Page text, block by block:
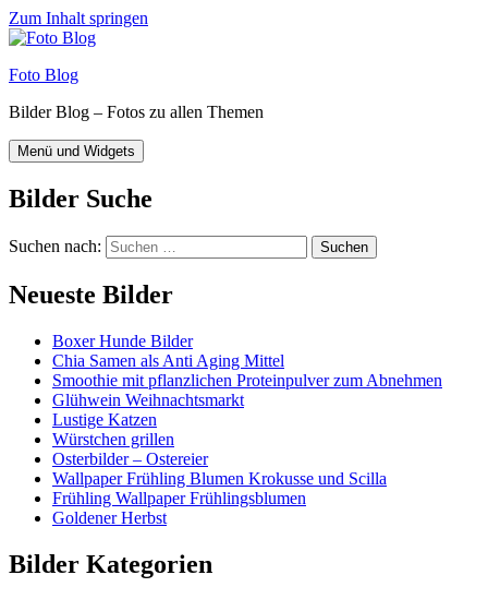
Zum Inhalt springen
Foto Blog
Bilder Blog – Fotos zu allen Themen
Menü und Widgets
Bilder Suche
Suchen nach:
Neueste Bilder
Boxer Hunde Bilder
Chia Samen als Anti Aging Mittel
Smoothie mit pflanzlichen Proteinpulver zum Abnehmen
Glühwein Weihnachtsmarkt
Lustige Katzen
Würstchen grillen
Osterbilder – Ostereier
Wallpaper Frühling Blumen Krokusse und Scilla
Frühling Wallpaper Frühlingsblumen
Goldener Herbst
Bilder Kategorien